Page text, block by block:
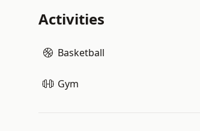
Activities
Basketball
Gym